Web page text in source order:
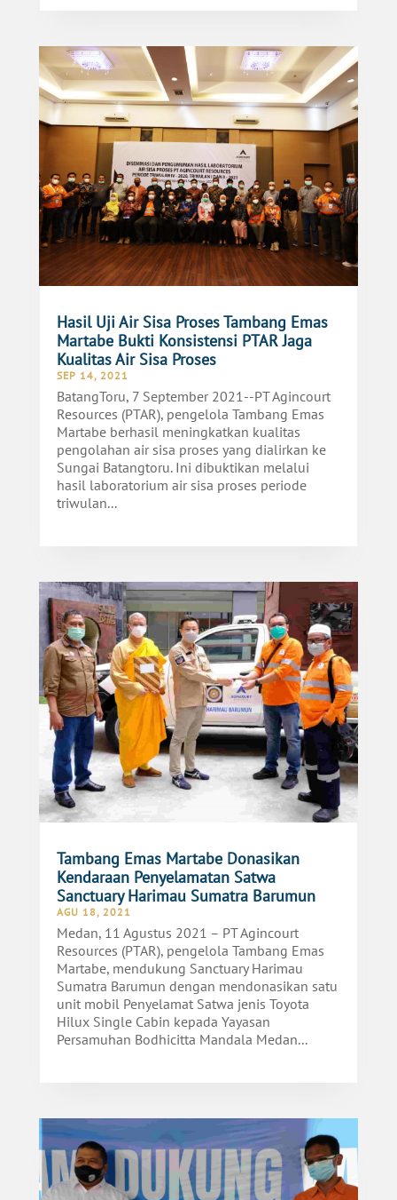
Hasil Uji Air Sisa Proses Tambang Emas
Martabe Bukti Konsistensi PTAR Jaga
Kualitas Air Sisa Proses
SEP 14, 2021
BatangToru, 7 September 2021--PT Agincourt
Resources (PTAR), pengelola Tambang Emas
Martabe berhasil meningkatkan kualitas
pengolahan air sisa proses yang dialirkan ke
Sungai Batangtoru. Ini dibuktikan melalui
hasil laboratorium air sisa proses periode
triwulan...
Tambang Emas Martabe Donasikan
Kendaraan Penyelamatan Satwa
Sanctuary Harimau Sumatra Barumun
AGU 18, 2021
Medan, 11 Agustus 2021 – PT Agincourt
Resources (PTAR), pengelola Tambang Emas
Martabe, mendukung Sanctuary Harimau
Sumatra Barumun dengan mendonasikan satu
unit mobil Penyelamat Satwa jenis Toyota
Hilux Single Cabin kepada Yayasan
Persamuhan Bodhicitta Mandala Medan...